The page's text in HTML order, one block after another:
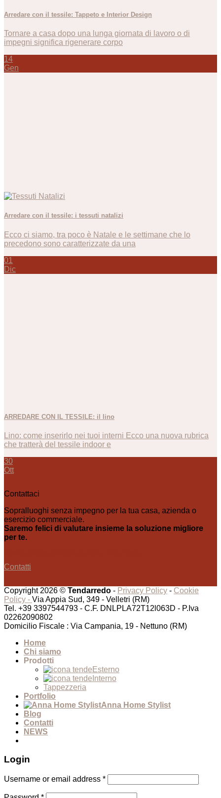
Arredare con il tessile: Tappeto e Interior Design
Tornare a casa dopo una lunga giornata di lavoro o di
impegni significa rigenerare corpo
14
Gen
Arredare con il tessile: i tessuti natalizi
Ecco ci siamo, tra poco è Natale e le settimane che lo
precedono sono caratterizzate da una
01
Dic
ARREDARE CON IL TESSILE: il lino
Lino: come inserirlo nei tuoi interni Ecco una nuova rubrica
che tratterà del tessile indoor e
30
Ott
Contattaci
Sopralluoghi senza impegno per la tua casa, azienda o
esercizio commerciale.
Saremo felici di valutare insieme la soluzione migliore
per te.
Contatti
Copyright 2026 © Tendarredo - Privacy Policy - Cookie
Policy - Via Appia Sud, 349 - Velletri (RM)
Tel. +39 3397544793 - C.F. DNLPLA72T12l063D - P.Iva
02262090802
Domicilio Fiscale : Via Campania, 19 - Nettuno (RM)
Home
Chi siamo
Prodotti
Esterno
Interno
Tappezzeria
Portfolio
Anna Home Stylist
Blog
Contatti
NEWS
Login
Username or email address *